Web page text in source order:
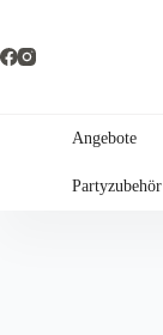
springen
Angebote
Partyzubehör